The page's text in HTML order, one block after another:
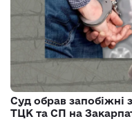
Суд обрав запобіжні
ТЦК та СП на